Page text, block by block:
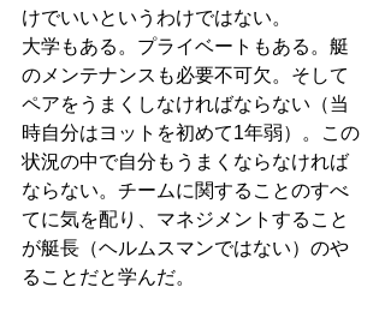
けでいいというわけではない。
大学もある。プライベートもある。艇
のメンテナンスも必要不可欠。そして
ペアをうまくしなければならない（当
時自分はヨットを初めて1年弱）。この
状況の中で自分もうまくならなければ
ならない。チームに関することのすべ
てに気を配り、マネジメントすること
が艇長（ヘルムスマンではない）のや
ることだと学んだ。